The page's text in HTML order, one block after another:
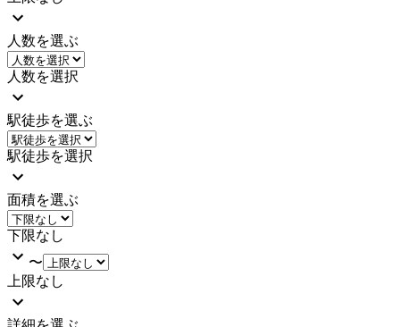
人数を選ぶ
人数を選択
駅徒歩を選ぶ
駅徒歩を選択
面積を選ぶ
下限なし
〜
上限なし